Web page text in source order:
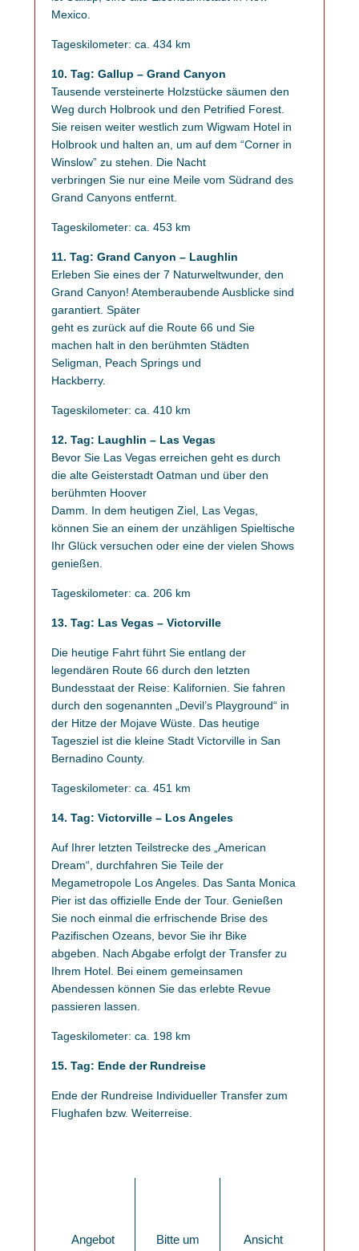
Mexico.
Tageskilometer: ca. 434 km
10. Tag: Gallup – Grand Canyon
Tausende versteinerte Holzstücke säumen den
Weg durch Holbrook und den Petrified Forest.
Sie reisen weiter westlich zum Wigwam Hotel in
Holbrook und halten an, um auf dem “Corner in
Winslow” zu stehen. Die Nacht
verbringen Sie nur eine Meile vom Südrand des
Grand Canyons entfernt.
Tageskilometer: ca. 453 km
11. Tag: Grand Canyon – Laughlin
Erleben Sie eines der 7 Naturweltwunder, den
Grand Canyon! Atemberaubende Ausblicke sind
garantiert. Später
geht es zurück auf die Route 66 und Sie
machen halt in den berühmten Städten
Seligman, Peach Springs und
Hackberry.
Tageskilometer: ca. 410 km
12. Tag: Laughlin – Las Vegas
Bevor Sie Las Vegas erreichen geht es durch
die alte Geisterstadt Oatman und über den
berühmten Hoover
Damm. In dem heutigen Ziel, Las Vegas,
können Sie an einem der unzähligen Spieltische
Ihr Glück versuchen oder eine der vielen Shows
genießen.
Tageskilometer: ca. 206 km
13. Tag: Las Vegas – Victorville
Die heutige Fahrt führt Sie entlang der
legendären Route 66 durch den letzten
Bundesstaat der Reise: Kalifornien. Sie fahren
durch den sogenannten „Devil’s Playground“ in
der Hitze der Mojave Wüste. Das heutige
Tagesziel ist die kleine Stadt Victorville in San
Bernadino County.
Tageskilometer: ca. 451 km
14. Tag: Victorville – Los Angeles
Auf Ihrer letzten Teilstrecke des „American
Dream“, durchfahren Sie Teile der
Megametropole Los Angeles. Das Santa Monica
Pier ist das offizielle Ende der Tour. Genießen
Sie noch einmal die erfrischende Brise des
Pazifischen Ozeans, bevor Sie ihr Bike
abgeben. Nach Abgabe erfolgt der Transfer zu
Ihrem Hotel. Bei einem gemeinsamen
Abendessen können Sie das erlebte Revue
passieren lassen.
Tageskilometer: ca. 198 km
15. Tag: Ende der Rundreise
Ende der Rundreise Individueller Transfer zum
Flughafen bzw. Weiterreise.
Angebot
Bitte um
Ansicht